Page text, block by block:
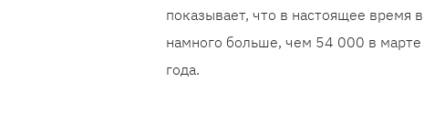
показывает, что в настоящее время
намного больше, чем 54 000 в
года.